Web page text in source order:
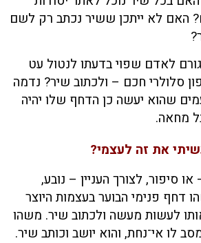
האם לא ייתכן ששיר נכתב רק לשם
לאדם שפוי בדעתו לנטול עט
סלולרי חכם – ולכתוב שיר? נדמה
שהוא יעשה כן הדחף שלו יהיה
מחאה.
את זה לעצמי?
סיפור, לצורך העניין – נובע,
דחף פנימי הבוער בעצמות היוצר
לעשות מעשה ולכתוב שיר. משהו
לו אי־נחת, והוא יושב וכותב שיר.